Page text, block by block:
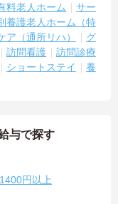
料老人ホーム
サー
養護老人ホーム（特
ア（通所リハ）
グ
訪問看護
訪問診療
ショートステイ
養
与で探す
1400円以上